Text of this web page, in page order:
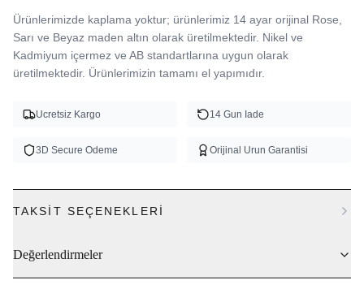
Ürünlerimizde kaplama yoktur; ürünlerimiz 14 ayar orijinal Rose,
Sarı ve Beyaz maden altın olarak üretilmektedir. Nikel ve
Kadmiyum içermez ve AB standartlarına uygun olarak
üretilmektedir. Ürünlerimizin tamamı el yapımıdır.
Ucretsiz Kargo 14 Gun Iade
3D Secure Odeme Orijinal Urun Garantisi
TAKSIT SEÇENEKLERI
Değerlendirmeler